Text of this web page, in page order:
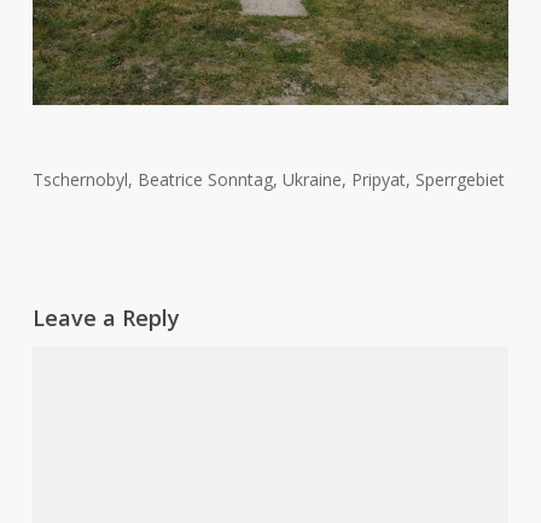
Tschernobyl, Beatrice Sonntag, Ukraine, Pripyat, Sperrgebiet
Leave a Reply